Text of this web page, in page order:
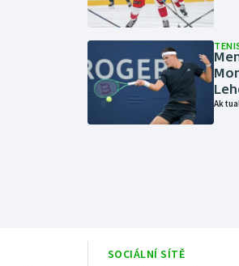
SOCIÁLNÍ SÍTĚ